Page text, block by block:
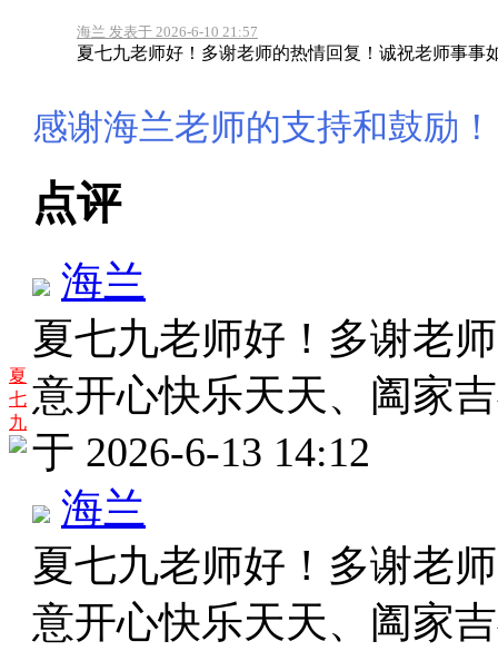
夏
七
九
海兰 发表于 2026-6-10 21:57
夏七九老师好！多谢老师的热情回复！诚祝老师事事
感谢海兰老师的支持和鼓励！
点评
海兰
夏七九老师好！多谢老
意开心快乐天天、阖家
于 2026-6-13 14:12
海兰
夏七九老师好！多谢老
意开心快乐天天、阖家